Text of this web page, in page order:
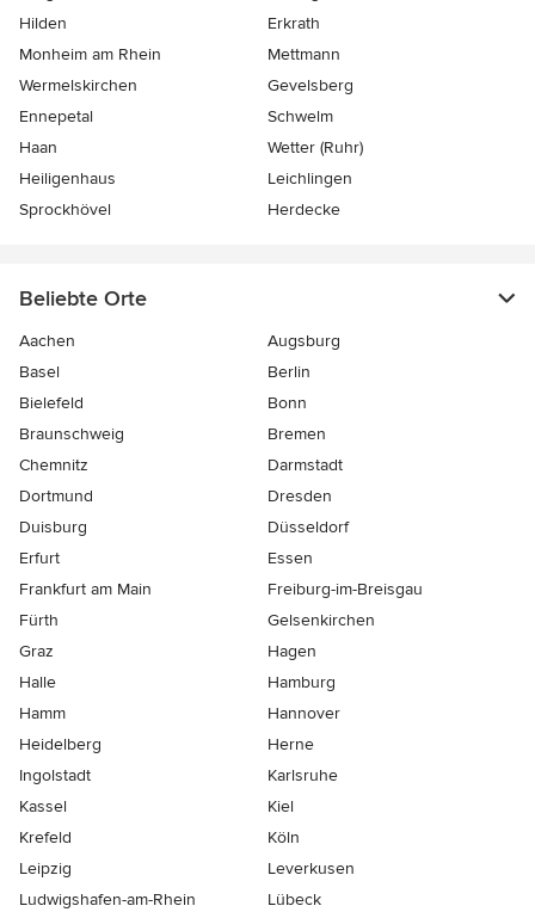
Hilden
Erkrath
Monheim am Rhein
Mettmann
Wermelskirchen
Gevelsberg
Ennepetal
Schwelm
Haan
Wetter (Ruhr)
Heiligenhaus
Leichlingen
Sprockhövel
Herdecke
Beliebte Orte
Aachen
Augsburg
Basel
Berlin
Bielefeld
Bonn
Braunschweig
Bremen
Chemnitz
Darmstadt
Dortmund
Dresden
Duisburg
Düsseldorf
Erfurt
Essen
Frankfurt am Main
Freiburg-im-Breisgau
Fürth
Gelsenkirchen
Graz
Hagen
Halle
Hamburg
Hamm
Hannover
Heidelberg
Herne
Ingolstadt
Karlsruhe
Kassel
Kiel
Krefeld
Köln
Leipzig
Leverkusen
Ludwigshafen-am-Rhein
Lübeck